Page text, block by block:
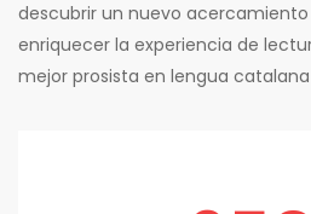
descubrir un nuevo acercamiento
enriquecer la experiencia de
mejor prosista en lengua catalana